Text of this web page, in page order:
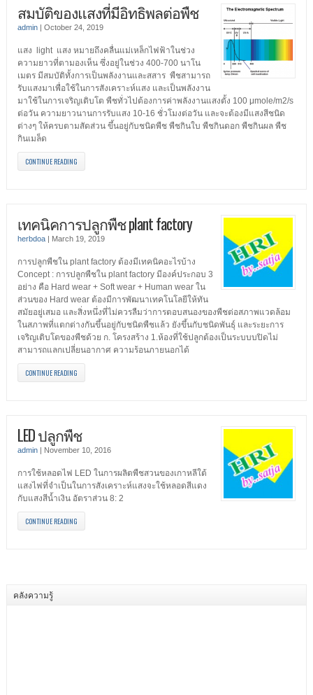
สมบัติของแสงที่มีอิทธิพลต่อพืช
admin| October 24, 2019
แสง light แสง หมายถึงคลื่นแม่เหล็กไฟฟ้าในช่วง
ความยาวที่ตามองเห็น ซึ่งอยู่ในช่วง 400-700 นาโน
เมตร มีสมบัติทั้งการเป็นพลังงานและสสาร พืชสามารถ
รับแสงมาเพื่อใช้ในการสังเคราะห์แสง และเป็นพลังงาน
มาใช้ในการเจริญเติบโต พืชทั่วไปต้องการค่าพลังงานแสงตั้ง 100 μmole/m2/s
ต่อวัน ความยาวนานการรับแสง 10-16 ชั่วโมงต่อวัน และจะต้องมีแสงสีชนิด
ต่างๆ ให้ครบตามสัดส่วน ขึ้นอยู่กับชนิดพืช พืชกินใบ พืชกินดอก พืชกินผล พืช
กินเมล็ด
CONTINUE READING
เทคนิคการปลูกพืช plant factory
herbdoa| March 19, 2019
การปลูกพืชใน plant factory ต้องมีเทคนิคอะไรบ้าง
Concept : การปลูกพืชใน plant factory มีองค์ประกอบ 3
อย่าง คือ Hard wear + Soft wear + Human wear ใน
ส่วนของ Hard wear ต้องมีการพัฒนาเทคโนโลยีให้ทัน
สมัยอยู่เสมอ และสิ่งหนึ่งที่ไม่ควรลืมว่าการตอบสนองของพืชต่อสภาพแวดล้อม
ในสภาพที่แตกต่างกันขึ้นอยู่กับชนิดพืชแล้ว ยังขึ้นกับชนิดพันธุ์ และระยะการ
เจริญเติบโตของพืชด้วย ก. โครงสร้าง 1.ห้องที่ใช้ปลูกต้องเป็นระบบบปิดไม่
สามารถแลกเปลี่ยนอากาศ ความร้อนภายนอกได้
CONTINUE READING
LED ปลูกพืช
admin| November 10, 2016
การใช้หลอดไฟ LED ในการผลิตพืชสวนของเกาหลีใต้
แสงไฟที่จำเป็นในการสังเคราะห์แสงจะใช้หลอดสีแดง
กับแสงสีน้ำเงิน อัตราส่วน 8: 2
CONTINUE READING
คลังความรู้